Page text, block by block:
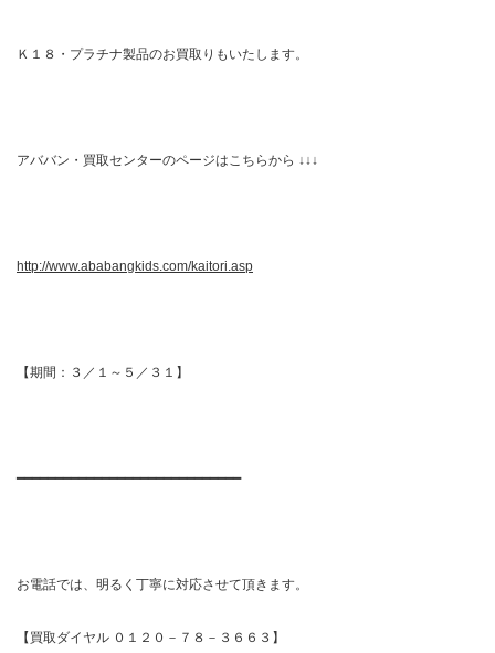
Ｋ１８・プラチナ製品のお買取りもいたします。
アババン・買取センターのページはこちらから ↓↓↓
http://www.ababangkids.com/kaitori.asp
【期間：３／１～５／３１】
━━━━━━━━━━━━━━━━━━━━━━━━━━━━━
お電話では、明るく丁寧に対応させて頂きます。
【買取ダイヤル ０１２０－７８－３６６３】